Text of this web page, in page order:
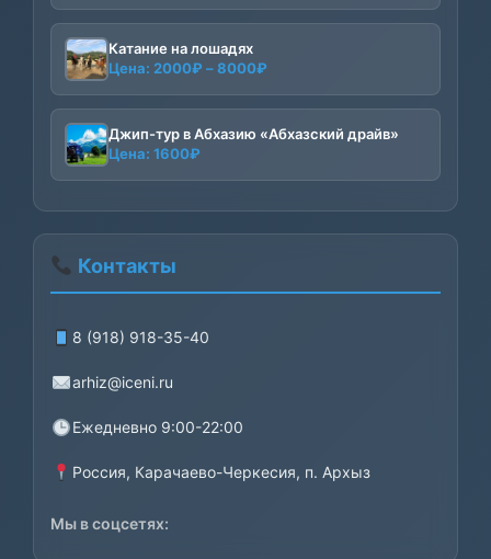
Катание на лошадях
Цена: 2000₽ –8000₽
2000₽
–
Джип-тур в Абхазию «Абхазский драйв»
Цена: 1600₽
Контакты
8 (918) 918-35-40
arhiz@iceni.ru
Ежедневно 9:00-22:00
Россия, Карачаево-Черкесия, п. Архыз
Мы в соцсетях: